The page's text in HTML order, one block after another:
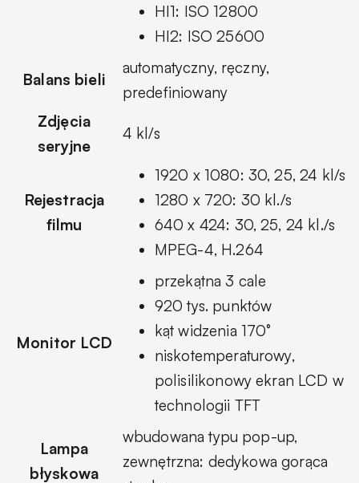
HI1: ISO 12800
HI2: ISO 25600
Balans bieli
automatyczny, ręczny,
predefiniowany
Zdjęcia
seryjne
4 kl/s
Rejestracja
filmu
1920 x 1080: 30, 25, 24 kl/s
1280 x 720: 30 kl./s
640 x 424: 30, 25, 24 kl./s
MPEG-4, H.264
Monitor LCD
przekątna 3 cale
920 tys. punktów
kąt widzenia 170°
niskotemperaturowy,
polisilikonowy ekran LCD w
technologii TFT
Lampa
błyskowa
wbudowana typu pop-up,
zewnętrzna: dedykowa gorąca